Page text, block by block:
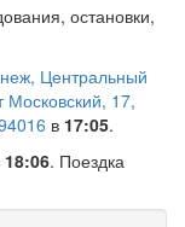
остановки,
Центральный
Московский, 17,
в 17:05.
18:06. Поездка